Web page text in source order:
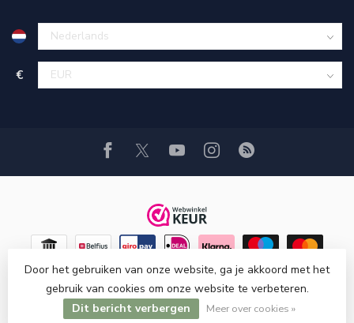
€
© Copyright 2026 Hi-Stands webshop!
Door het gebruiken van onze website, ga je akkoord met het
gebruik van cookies om onze website te verbeteren.
Dit bericht verbergen
Meer over cookies »